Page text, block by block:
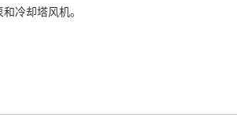
冷却塔风机。